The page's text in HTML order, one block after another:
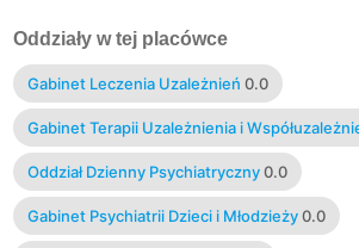
Oddziały w tej placówce
Gabinet Leczenia Uzależnień 0.0
Gabinet Terapii Uzależnienia i
0.0
Oddział Dzienny Psychiatryczny 0.0
Gabinet Psychiatrii Dzieci i Młodzieży 0.0